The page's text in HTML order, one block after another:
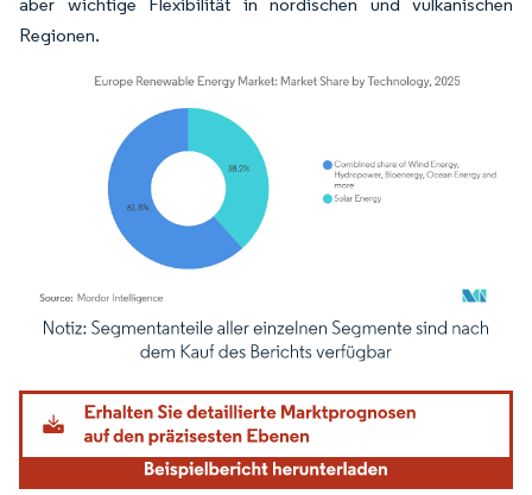
Regionen.
Bild © Mordor Intelligence. Wiederverwendung erfordert Namensnennung